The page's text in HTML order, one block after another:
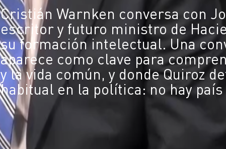
Cristián Warnken conversa con
escritor y futuro ministro de
su formación intelectual. Una
aparece como clave para
y la vida común, y donde Quiroz
habitual en la política: no hay